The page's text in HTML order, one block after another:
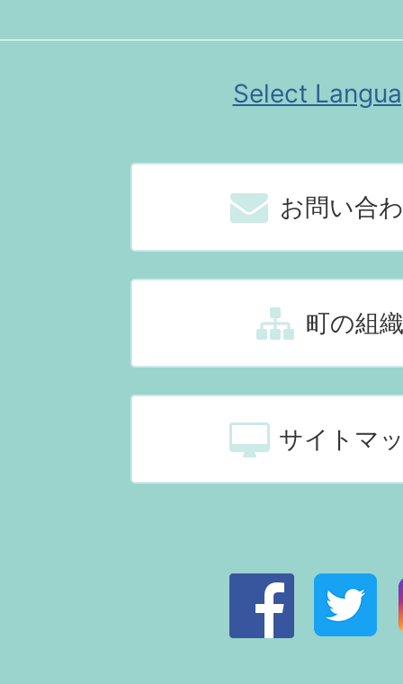
Select
お問い合
町の組織
サイトマ